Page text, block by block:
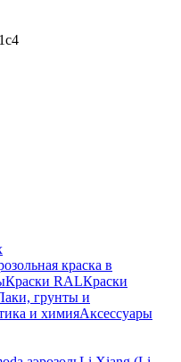
краска в
Краски RALКраски
грунты и
и химияАксессуары